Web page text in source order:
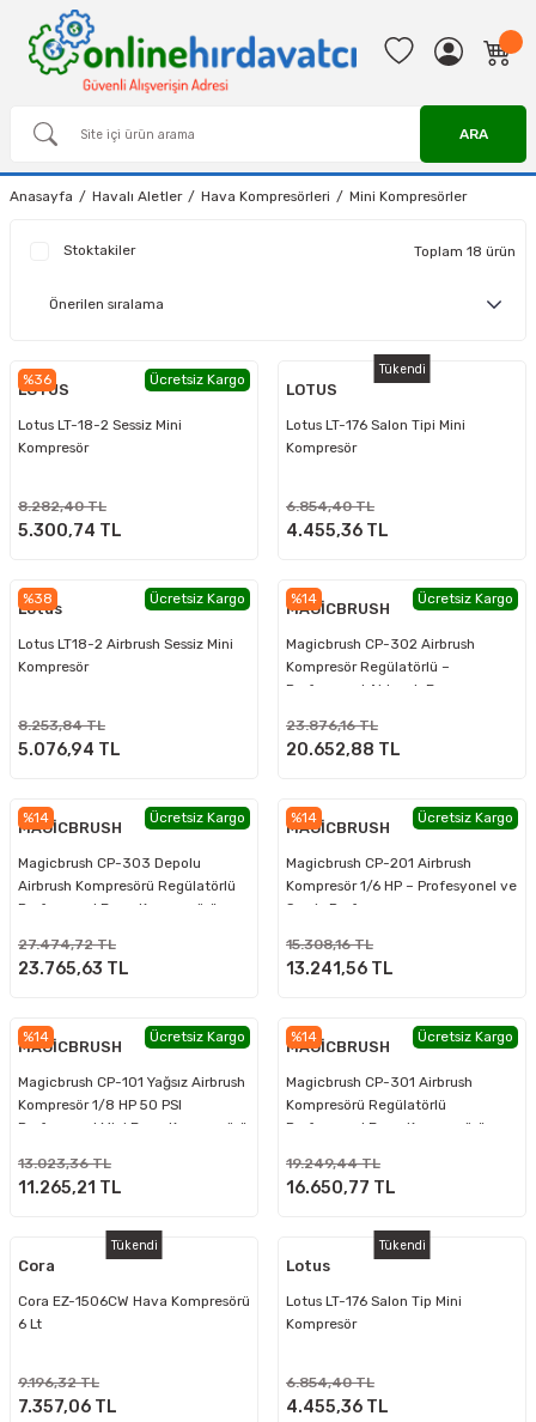
ARA
Anasayfa Havalı Aletler Hava Kompresörleri Mini Kompresörler
Stoktakiler Toplam 18 ürün
%36 Ücretsiz Kargo
LOTUS
Lotus LT-18-2 Sessiz Mini
Kompresör
8.282,40 TL
5.300,74 TL
Tükendi
LOTUS
Lotus LT-176 Salon Tipi Mini
Kompresör
6.854,40 TL
4.455,36 TL
%38 Ücretsiz Kargo
Lotus
Lotus LT18-2 Airbrush Sessiz Mini
Kompresör
8.253,84 TL
5.076,94 TL
%14 Ücretsiz Kargo
MAGİCBRUSH
Magicbrush CP-302 Airbrush
Kompresör Regülatörlü –
Profesyonel Airbrush Boya
23.876,16 TL
20.652,88 TL
%14 Ücretsiz Kargo
MAGİCBRUSH
Magicbrush CP-303 Depolu
Airbrush Kompresörü Regülatörlü
Profesyonel Boya Kompresörü
27.474,72 TL
23.765,63 TL
%14 Ücretsiz Kargo
MAGİCBRUSH
Magicbrush CP-201 Airbrush
Kompresör 1/6 HP – Profesyonel ve
Sessiz Performans
15.308,16 TL
13.241,56 TL
%14 Ücretsiz Kargo
MAGİCBRUSH
Magicbrush CP-101 Yağsız Airbrush
Kompresör 1/8 HP 50 PSI
Profesyonel Mini Boya Kompresörü
13.023,36 TL
11.265,21 TL
%14 Ücretsiz Kargo
MAGİCBRUSH
Magicbrush CP-301 Airbrush
Kompresörü Regülatörlü
Profesyonel Boya Kompresörü
19.249,44 TL
16.650,77 TL
Tükendi
Cora
Cora EZ-1506CW Hava Kompresörü
6 Lt
9.196,32 TL
7.357,06 TL
Tükendi
Lotus
Lotus LT-176 Salon Tip Mini
Kompresör
6.854,40 TL
4.455,36 TL